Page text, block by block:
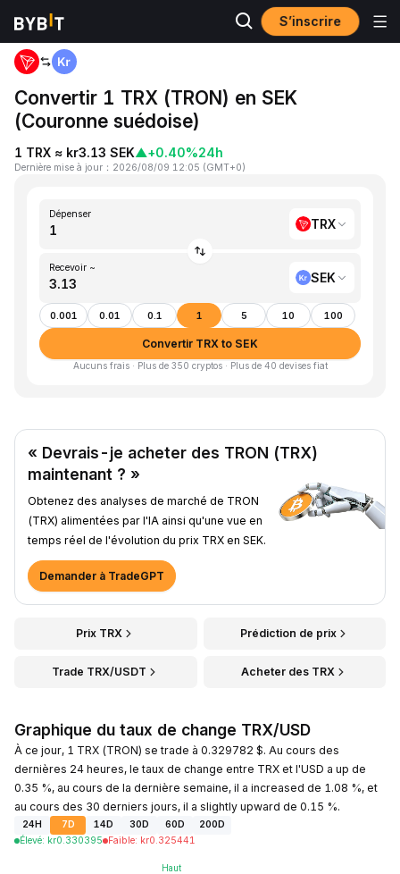
S’inscrire
Accueil
Convertir 1 TRX (TRON) en SEK
(Couronne suédoise)
1 TRX ≈ kr3.13 SEK▲+0.40%24h
Dernière mise à jour ： 2026/08/09 12:05 (GMT+0)
Dépenser
TRX
Recevoir ~
SEK
0.001 0.01 0.1 1 5 10 100
Convertir TRX to SEK
Aucuns frais · Plus de 350 cryptos · Plus de 40 devises fiat
« Devrais-je acheter des TRON (TRX)
maintenant ? »
Obtenez des analyses de marché de TRON
(TRX) alimentées par l'IA ainsi qu'une vue en
temps réel de l'évolution du prix TRX en SEK.
Demander à TradeGPT
Prix TRX Prédiction de prix
Trade TRX/USDT Acheter des TRX
Graphique du taux de change TRX/USD
À ce jour, 1 TRX (TRON) se trade à 0.329782 $. Au cours des
dernières 24 heures, le taux de change entre TRX et l'USD a up de
0.35 %, au cours de la dernière semaine, il a increased de 1.08 %, et
au cours des 30 derniers jours, il a slightly upward de 0.15 %.
24H 7D 14D 30D 60D
200D
Élevé: kr0.330395 Faible: kr0.325441